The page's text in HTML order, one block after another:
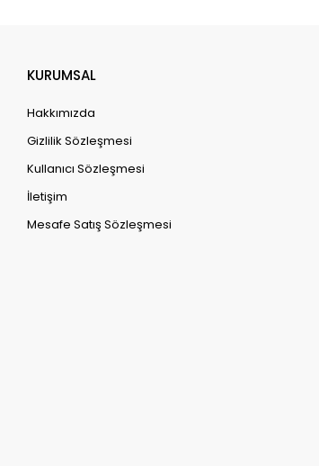
KURUMSAL
Hakkımızda
Gizlilik Sözleşmesi
Kullanıcı Sözleşmesi
İletişim
Mesafe Satış Sözleşmesi